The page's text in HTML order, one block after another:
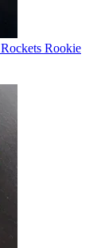
Rookie